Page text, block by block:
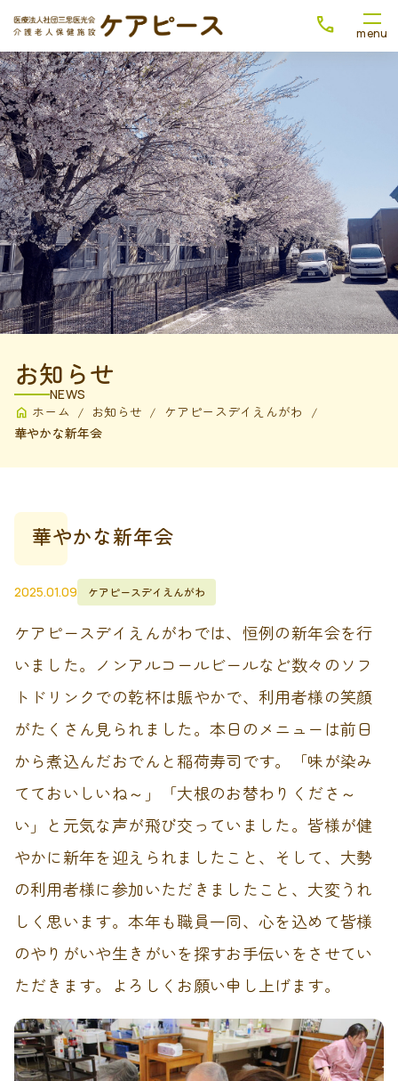
お知らせ
NEWS
ホーム お知らせ
ケアピースデイえんがわ
華やかな新年会
華やかな新年会
2025.01.09 ケアピースデイえんがわ
ケアピースデイえんがわでは、恒例の新年会を行
いました。ノンアルコールビールなど数々のソフ
トドリンクでの乾杯は賑やかで、利用者様の笑顔
がたくさん見られました。本日のメニューは前日
から煮込んだおでんと稲荷寿司です。「味が染み
てておいしいね～」「大根のお替わりくださ～
い」と元気な声が飛び交っていました。皆様が健
やかに新年を迎えられましたこと、そして、大勢
の利用者様に参加いただきましたこと、大変うれ
しく思います。本年も職員一同、心を込めて皆様
のやりがいや生きがいを探すお手伝いをさせてい
ただきます。よろしくお願い申し上げます。